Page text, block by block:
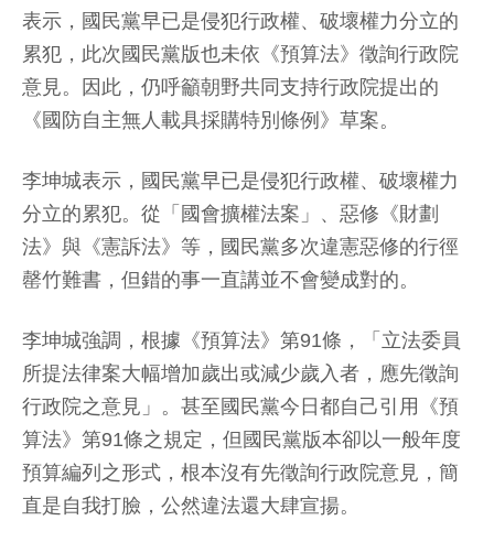
表示，國民黨早已是侵犯行政權、破壞權力分立的
累犯，此次國民黨版也未依《預算法》徵詢行政院
意見。因此，仍呼籲朝野共同支持行政院提出的
《國防自主無人載具採購特別條例》草案。
李坤城表示，國民黨早已是侵犯行政權、破壞權力
分立的累犯。從「國會擴權法案」、惡修《財劃
法》與《憲訴法》等，國民黨多次違憲惡修的行徑
罄竹難書，但錯的事一直講並不會變成對的。
李坤城強調，根據《預算法》第91條，「立法委員
所提法律案大幅增加歲出或減少歲入者，應先徵詢
行政院之意見」。甚至國民黨今日都自己引用《預
算法》第91條之規定，但國民黨版本卻以一般年度
預算編列之形式，根本沒有先徵詢行政院意見，簡
直是自我打臉，公然違法還大肆宣揚。